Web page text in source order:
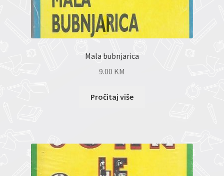
Mala bubnjarica
9.00 KM
Pročitaj više